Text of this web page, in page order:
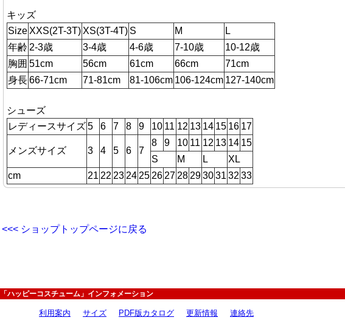
キッズ
Size XXS(2T-3T) XS(3T-4T) S M
L
年齢 2-3歳 3-4歳 4-6歳 7-10歳
10-12歳
胸囲 51cm 56cm 61cm 66cm
71cm
身長66-71cm 71-81cm 81-106cm 106-124cm 127-140cm
シューズ
レディースサイズ5 6 7 8 9 10 11 12 13 14 15 16 17
メンズサイズ 3 4 5 6 7
8 9 10 11 12 13 14 15
S
M L
XL
cm
21 22 23 24 25 26 27 28 293031 32 33
<<< ショップトップページに戻る
「ハッピーコスチューム」インフォメーション
利用案内 サイズ PDF版カタログ 更新情報 連絡先